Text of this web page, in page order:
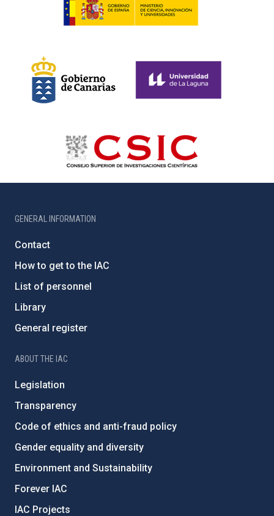
GENERAL INFORMATION
Contact
How to get to the IAC
List of personnel
Library
General register
ABOUT THE IAC
Legislation
Transparency
Code of ethics and anti-fraud policy
Gender equality and diversity
Environment and Sustainability
Forever IAC
IAC Projects